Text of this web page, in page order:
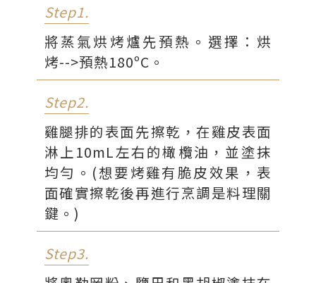
Step1.
將蒸氣烘烤爐先預熱。選擇：烘
烤-->預熱180ºC。
Step2.
雞腿排的表面先擦乾，在雞皮表面
淋上10mL左右的橄欖油，並塗抹
均勻。(想要烤雞有脆皮效果，表
面確實擦乾後再進行烹調是料理關
鍵。)
Step3.